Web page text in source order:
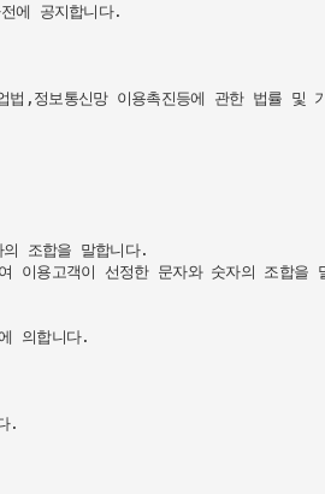
에 공지합니다.
,정보통신망 이용촉진등에 관한 법률 및
조합을 말합니다.
이용고객이 선정한 문자와 숫자의 조합을
의합니다.
.